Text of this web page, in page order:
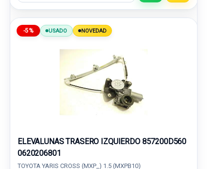
-5% USADO NOVEDAD
ELEVALUNAS TRASERO IZQUIERDO 857200D560
0620206801
TOYOTA YARIS CROSS (MXP_) 1.5 (MXPB10)